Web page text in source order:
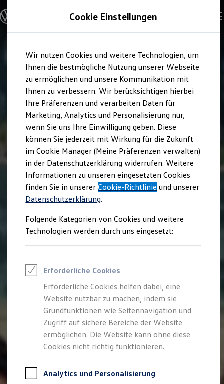
Hauptinhalt
springen
Footer
springen
Modelle und Konfigurator
Konfigurator
Modelle vergleichen
Elektroautos
ENERGY Sondermodelle
Nutzfahrzeuge
SUV und CUV
Familienautos
Kombis
Kompaktwagen
Sportwagen
Schnell verfügbare Fahrzeuge
Angebote und Produkte
Aktuelle Angebote
E-Auto-Förderung
Volkswagen Marktplatz
Die ENERGY Sondermodelle
Junge Gebrauchtwagen und Gebrauchtwagen
Volkswagen Zertifizierte Gebrauchtwagen
Elektromobilität bei Gebrauchtwagen
Saisonangebote
Reifenpakete
Leasing
Leasing-Angebote
Elektroauto Leasing
Kleinwagen-Leasing
Leasing ohne Anzahlung
Finanzierung
Autokredit mit Schlussrate
Versicherungen und Garantien
Kfz-Versicherung
Restschuldversicherungen
Garantien
Professional Class bei Volkswagen
Cookie Einstellungen
Wir nutzen Cookies und weitere Technologien, um
Ihnen die bestmögliche Nutzung unserer Webseite
zu ermöglichen und unsere Kommunikation mit
Ihnen zu verbessern. Wir berücksichtigen hierbei
Ihre Präferenzen und verarbeiten Daten für
Marketing, Analytics und Personalisierung nur,
wenn Sie uns Ihre Einwilligung geben. Diese
können Sie jederzeit mit Wirkung für die Zukunft
im Cookie Manager (Meine Präferenzen verwalten)
in der Datenschutzerklärung widerrufen. Weitere
Informationen zu unseren eingesetzten Cookies
finden Sie in unsererCookie-Richtlinie und unserer
Datenschutzerklärung.
Folgende Kategorien von Cookies und weitere
Technologien werden durch uns eingesetzt:
Erforderliche Cookies
Erforderliche Cookies helfen dabei, eine
Website nutzbar zu machen, indem sie
Grundfunktionen wie Seitennavigation und
Zugriff auf sichere Bereiche der Website
ermöglichen. Die Website kann ohne diese
Cookies nicht richtig funktionieren.
Analytics und Personalisierung